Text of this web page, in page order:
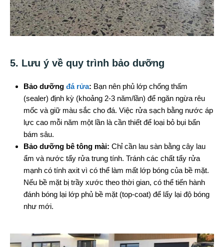
5. Lưu ý về quy trình bảo dưỡng
Bảo dưỡng đá rửa: Bạn nên phủ lớp chống thấm
(sealer) định kỳ (khoảng 2-3 năm/lần) để ngăn ngừa rêu
mốc và giữ màu sắc cho đá. Việc rửa sạch bằng nước áp
lực cao mỗi năm một lần là cần thiết để loại bỏ bụi bẩn
bám sâu.
Bảo dưỡng bê tông mài: Chỉ cần lau sàn bằng cây lau
ẩm và nước tẩy rửa trung tính. Tránh các chất tẩy rửa
mạnh có tính axit vì có thể làm mất lớp bóng của bề mặt.
Nếu bề mặt bị trầy xước theo thời gian, có thể tiến hành
đánh bóng lại lớp phủ bề mặt (top-coat) để lấy lại độ bóng
như mới.